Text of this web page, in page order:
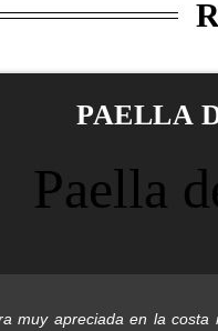
PAELLA
muy apreciada en la